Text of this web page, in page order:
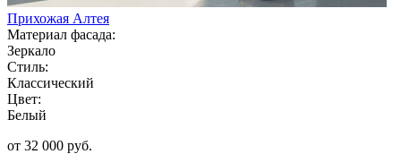
Прихожая Алтея
Материал фасада:
Зеркало
Стиль:
Классический
Цвет:
Белый
от 32 000 руб.